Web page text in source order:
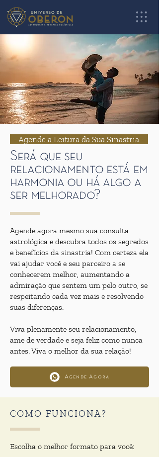
- Agende a Leitura da Sua Sinastria -
Será que seu
relacionamento está em
harmonia ou há algo a
ser melhorado?
Agende agora mesmo sua consulta
astrológica e descubra todos os segredos
e benefícios da sinastria! Com certeza ela
vai ajudar você e seu parceiro a se
conhecerem melhor, aumentando a
admiração que sentem um pelo outro, se
respeitando cada vez mais e resolvendo
suas diferenças.
Viva plenamente seu relacionamento,
ame de verdade e seja feliz como nunca
antes. Viva o melhor da sua relação!
Agende Agora
COMO FUNCIONA?
Escolha o melhor formato para você: